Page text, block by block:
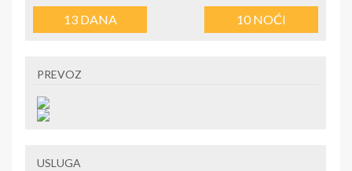
13DANA 10NOĆI
PREVOZ
USLUGA